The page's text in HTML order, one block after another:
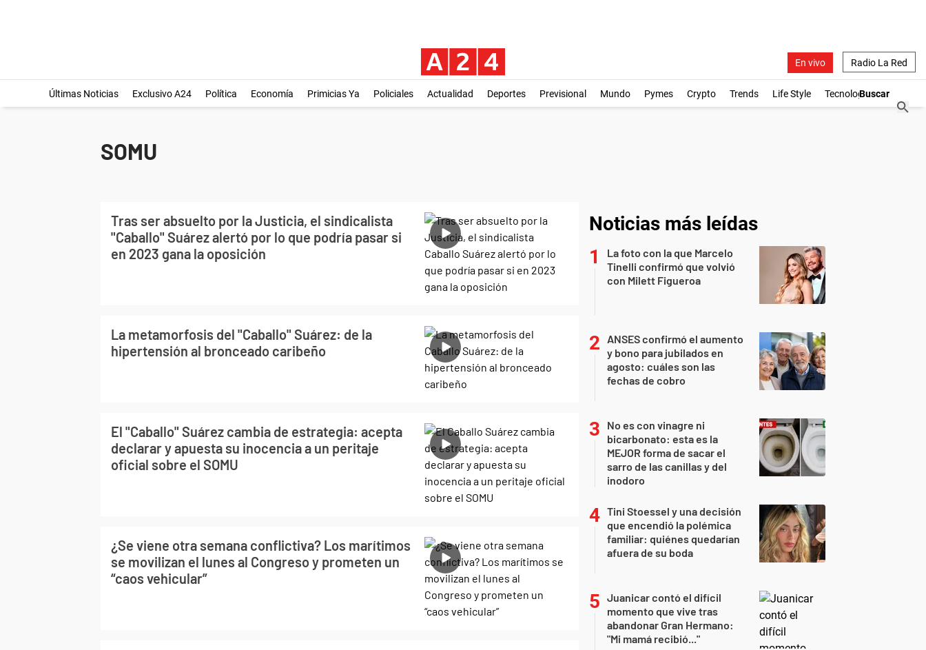
En vivo Radio La Red
Últimas Noticias Exclusivo A24 Política Economía Primicias Ya Policiales Actualidad Deportes Previsional Mundo Pymes Crypto Trends Life Style Tecnología
SOMU
Tras ser absuelto por la Justicia, el sindicalista
"Caballo" Suárez alertó por lo que podría pasar si
en 2023 gana la oposición
La metamorfosis del "Caballo" Suárez: de la
hipertensión al bronceado caribeño
El "Caballo" Suárez cambia de estrategia: acepta
declarar y apuesta su inocencia a un peritaje
oficial sobre el SOMU
¿Se viene otra semana conflictiva? Los marítimos
se movilizan el lunes al Congreso y prometen un
“caos vehicular”
Noticias más leídas
La foto con la que Marcelo
Tinelli confirmó que volvió
con Milett Figueroa
ANSES confirmó el aumento
y bono para jubilados en
agosto: cuáles son las
fechas de cobro
No es con vinagre ni
bicarbonato: esta es la
MEJOR forma de sacar el
sarro de las canillas y del
inodoro
Tini Stoessel y una decisión
que encendió la polémica
familiar: quiénes quedarían
afuera de su boda
Juanicar contó el difícil
momento que vive tras
abandonar Gran Hermano:
"Mi mamá recibió..."